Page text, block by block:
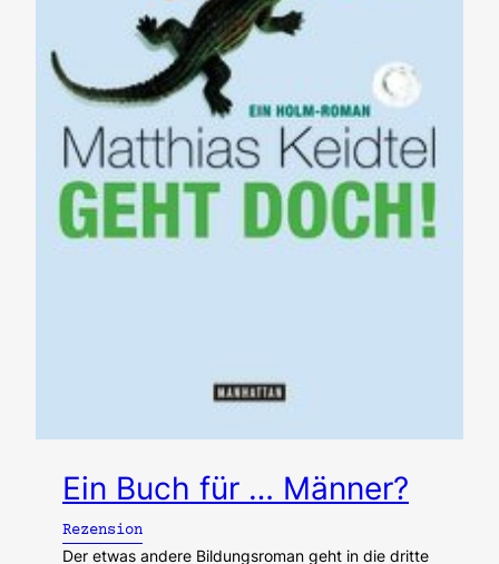
Ein Buch für … Männer?
Rezension
Der etwas andere Bildungsroman geht in die dritte